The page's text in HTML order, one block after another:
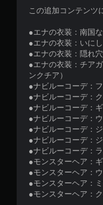
この追加コンテンツ
●エナの衣装：南国
●エナの衣装：いに
●エナの衣装：隠れ
●エナの衣装：チア
ンクチア）
●ナビルーコーデ：
●ナビルーコーデ：
●ナビルーコーデ：
●ナビルーコーデ：
●ナビルーコーデ：
●ナビルーコーデ：
●ナビルーコーデ：
●モンスターヘア：
●モンスターヘア：
●モンスターヘア：
●モンスターヘア：